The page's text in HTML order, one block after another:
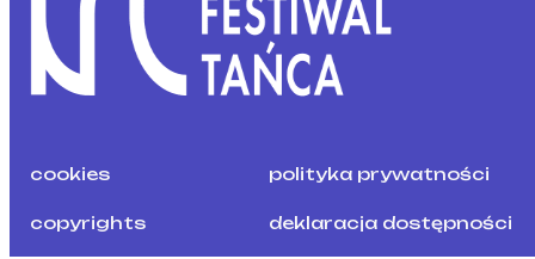
cookies polityka prywatności
copyrights deklaracja dostępności